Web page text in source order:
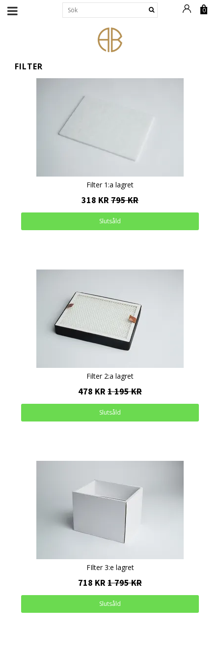
0
FILTER
Filter 1:a lagret
318 KR 795 KR
Slutsåld
Filter 2:a lagret
478 KR 1 195 KR
Slutsåld
FIlter 3:e lagret
718 KR 1 795 KR
Slutsåld